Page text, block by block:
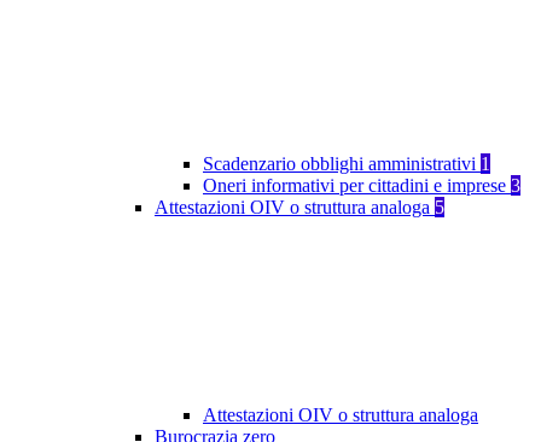
Scadenzario obblighi amministrativi 1
Oneri informativi per cittadini e imprese 3
Attestazioni OIV o struttura analoga 5
Attestazioni OIV o struttura analoga
Burocrazia zero